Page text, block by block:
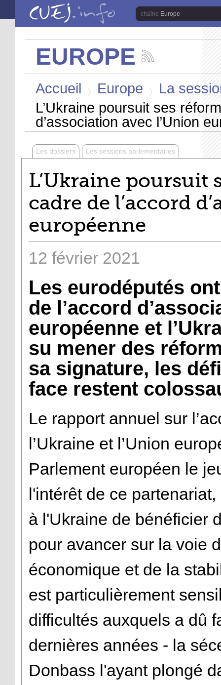
Aller au contenu principal
Europe
EUROPE
les
de
la
Europe
Accueil Europe
La
L’Ukraine poursuit ses
d’association avec l’Union
Les dossiers Les sessions parlementaires
L’Ukraine poursuit
cadre de l’accord
européenne
12 février 2021
Les eurodéputés
de l’accord
européenne et
su mener des
sa signature, les
face restent
Le rapport annuel sur
l’Ukraine et l’Union
Parlement européen le
l'intérêt de ce
à l'Ukraine de bénéficier
pour avancer sur la voie
économique et de la
est particulièrement
difficultés auxquels a dû
dernières années - la
Donbass l'ayant plongé